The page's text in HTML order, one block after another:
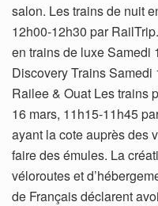
salon. Les trains de nuit
12h00-12h30 par
en trains de luxe Samedi
Discovery Trains
Railee & Ouat Les trains
16 mars, 11h15-11h45
ayant la cote auprès des
faire des émules. La
véloroutes et
de Français déclarent